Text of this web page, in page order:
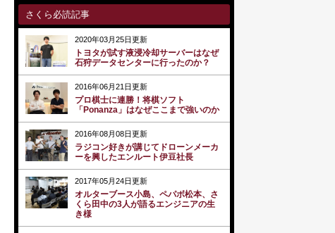
さくら必読記事
2020年03月25日更新
トヨタが試す液浸冷却サーバーはなぜ
石狩データセンターに行ったのか？
2016年06月21日更新
プロ棋士に連勝！将棋ソフト
「Ponanza」はなぜここまで強いのか
2016年08月08日更新
ラジコン好きが講じてドローンメーカ
ーを興したエンルート伊豆社長
2017年05月24日更新
オルターブース小島、ペパボ松本、さ
くら田中の3人が語るエンジニアの生
き様